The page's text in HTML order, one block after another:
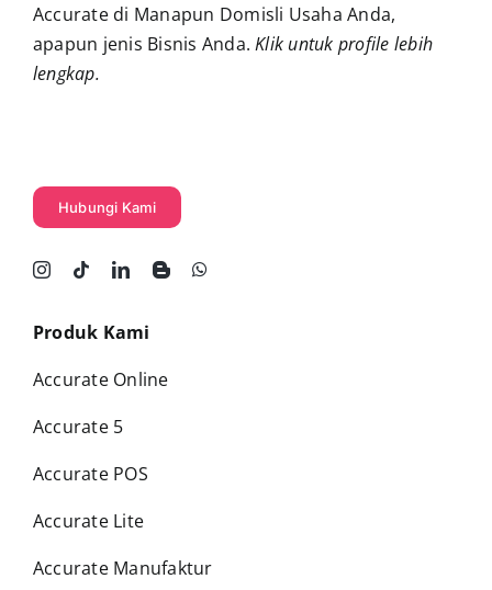
Accurate di Manapun Domisli Usaha Anda,
apapun jenis Bisnis Anda.Klik untuk profile lebih
lengkap.
Hubungi Kami
Produk Kami
Accurate Online
Accurate 5
Accurate POS
Accurate Lite
Accurate Manufaktur